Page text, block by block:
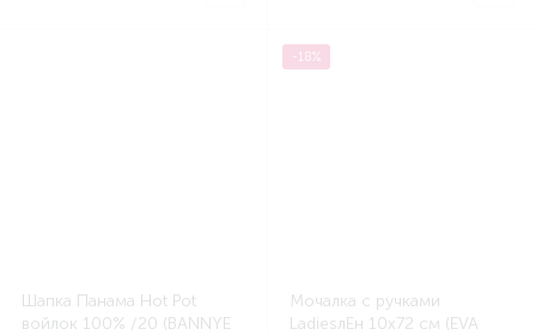
Шапка Панама Hot Pot
войлок 100% /20 (BANNYE
-18%
Мочалка с ручками
LadiesлЕн 10x72 см (EVA